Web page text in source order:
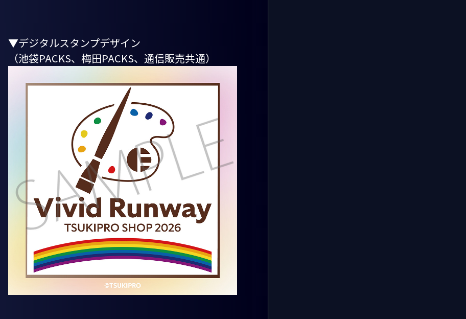
▼デジタルスタンプデザイン
（池袋PACKS、梅田PACKS、通信販売共通）